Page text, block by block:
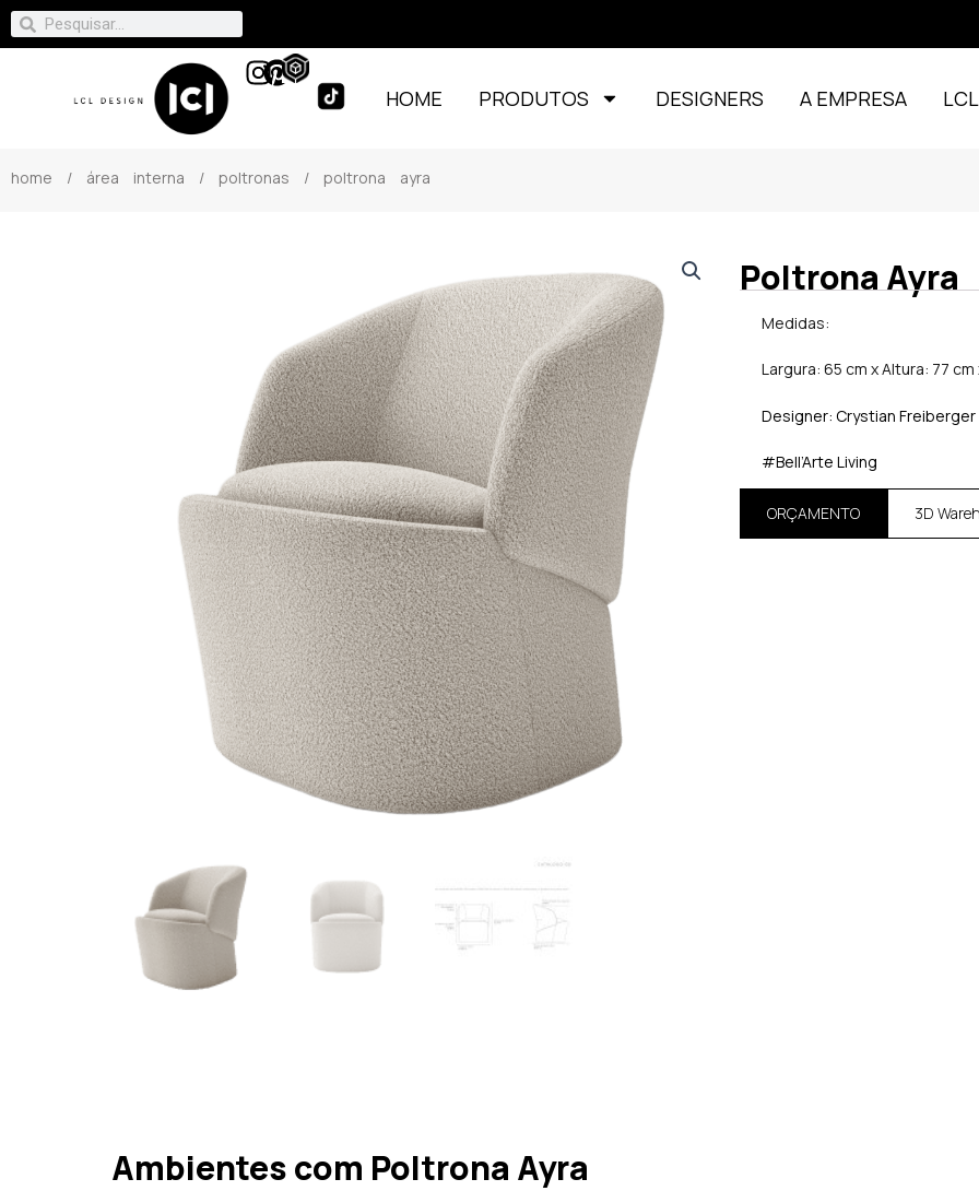
HOME PRODUTOS DESIGNERS A EMPRESA
home / área interna / poltronas / poltrona ayra
Poltrona Ayra
Medidas:
Largura: 65 cm x Altura: 77
Designer: Crystian Freiberger
#Bell’Arte Living
ORÇAMENTO 3D
Ambientes com Poltrona Ayra